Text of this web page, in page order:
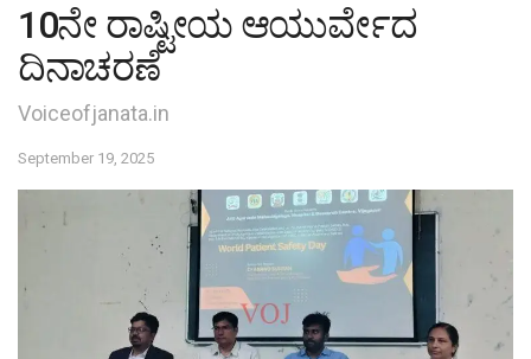
10ನೇ ರಾಷ್ಟೀಯ ಆಯುರ್ವೇದ
ದಿನಾಚರಣೆ
Voiceofjanata.in
September 19, 2025